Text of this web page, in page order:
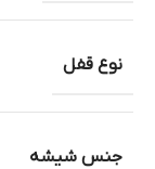
نوع قفل
جنس شیشه